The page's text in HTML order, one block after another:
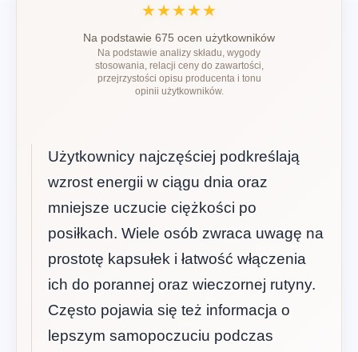
★★★★★
Na podstawie 675 ocen użytkowników
Na podstawie analizy składu, wygody
stosowania, relacji ceny do zawartości,
przejrzystości opisu producenta i tonu
opinii użytkowników.
Użytkownicy najczęściej podkreślają
wzrost energii w ciągu dnia oraz
mniejsze uczucie ciężkości po
posiłkach. Wiele osób zwraca uwagę na
prostotę kapsułek i łatwość włączenia
ich do porannej oraz wieczornej rutyny.
Często pojawia się też informacja o
lepszym samopoczuciu podczas